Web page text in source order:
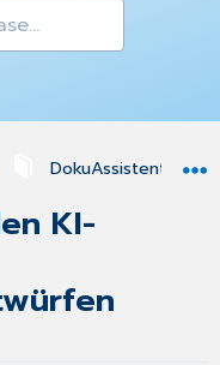
hierarchy
DokuAssistenten
KI-